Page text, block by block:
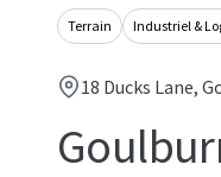
Terrain Industriel &
18 Ducks Lane,